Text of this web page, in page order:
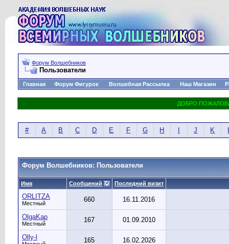
Форум Волшебников
Пользователи
Главная Форум Фигурок Волшебная Рассылка Наш Магазин
# A B C D E F G H J K
Форум Волшебников: Пользователи
Имя Сообщений Последний визит
ORLITZA
Местный 660 16.11.2016
OlgaKap
Местный 167 01.09.2010
Olly-l 165 16.02.2026